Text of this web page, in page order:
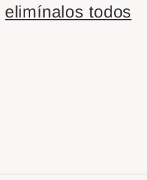
elimínalos todos